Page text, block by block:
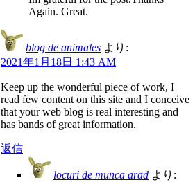
Again. Great.
blog de animales より:
2021年1月18日 1:43 AM
Keep up the wonderful piece of work, I
read few content on this site and I conceive
that your web blog is real interesting and
has bands of great information.
返信
locuri de munca arad より: